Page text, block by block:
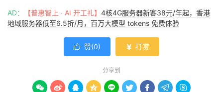
AD： 【普惠智上 · AI 开工礼】 4核4G服务器新客38元/年起，香港
地域服务器低至6.5折/月，百万大模型 tokens 免费体验
 赞(0)  打赏
分享到
        